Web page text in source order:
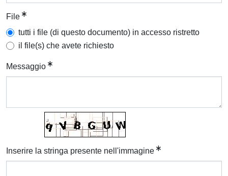
File
tutti i file (di questo documento) in accesso ristretto
il file(s) che avete richiesto
Messaggio
Inserire la stringa presente nell'immagine